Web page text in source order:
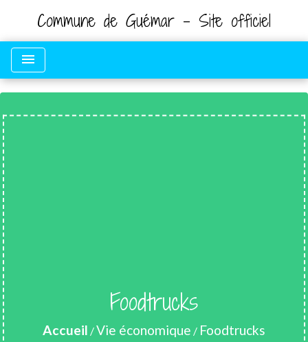
Commune de Guémar - Site officiel
menu
Foodtrucks
Accueil /Vie économique / Foodtrucks